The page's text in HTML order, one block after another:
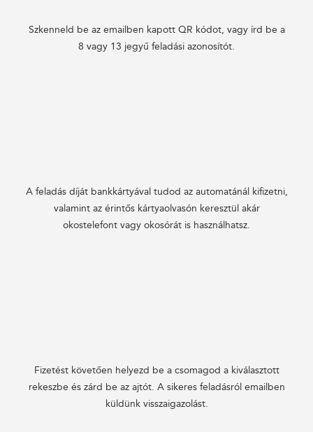
Szkenneld be az emailben kapott QR kódot, vagy írd be a
8 vagy 13 jegyű feladási azonosítót.
A feladás díját bankkártyával tudod az automatánál kifizetni,
valamint az érintős kártyaolvasón keresztül akár
okostelefont vagy okosórát is használhatsz.
Fizetést követően helyezd be a csomagod a kiválasztott
rekeszbe és zárd be az ajtót. A sikeres feladásról emailben
küldünk visszaigazolást.